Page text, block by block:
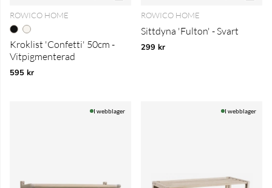
ROWICO HOME
Kroklist 'Confetti' 50cm -
Vitpigmenterad
595 kr
ROWICO HOME
Sittdyna 'Fulton' - Svart
299 kr
I webblager I webblager